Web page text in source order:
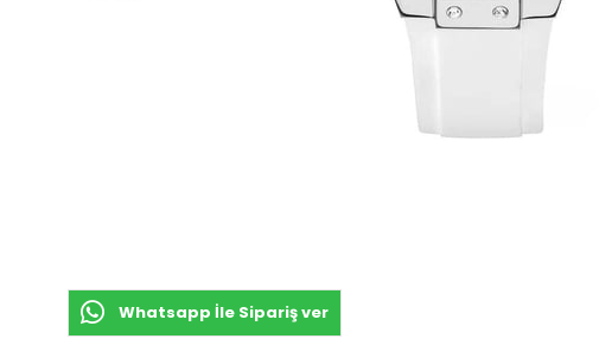
Whatsapp İle Sipariş ver